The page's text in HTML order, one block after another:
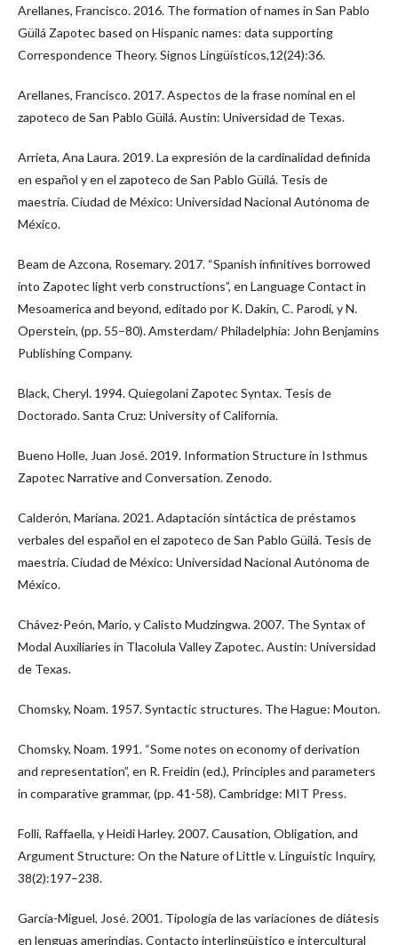
Arellanes, Francisco. 2016. The formation of names in San Pablo
Güilá Zapotec based on Hispanic names: data supporting
Correspondence Theory. Signos Lingüísticos,12(24):36.
Arellanes, Francisco. 2017. Aspectos de la frase nominal en el
zapoteco de San Pablo Güilá. Austin: Universidad de Texas.
Arrieta, Ana Laura. 2019. La expresión de la cardinalidad definida
en español y en el zapoteco de San Pablo Güilá. Tesis de
maestría. Ciudad de México: Universidad Nacional Autónoma de
México.
Beam de Azcona, Rosemary. 2017. “Spanish infinitives borrowed
into Zapotec light verb constructions”, en Language Contact in
Mesoamerica and beyond, editado por K. Dakin, C. Parodi, y N.
Operstein, (pp. 55–80). Amsterdam/ Philadelphia: John Benjamins
Publishing Company.
Black, Cheryl. 1994. Quiegolani Zapotec Syntax. Tesis de
Doctorado. Santa Cruz: University of California.
Bueno Holle, Juan José. 2019. Information Structure in Isthmus
Zapotec Narrative and Conversation. Zenodo.
Calderón, Mariana. 2021. Adaptación sintáctica de préstamos
verbales del español en el zapoteco de San Pablo Güilá. Tesis de
maestría. Ciudad de México: Universidad Nacional Autónoma de
México.
Chávez-Peón, Mario, y Calisto Mudzingwa. 2007. The Syntax of
Modal Auxiliaries in Tlacolula Valley Zapotec. Austin: Universidad
de Texas.
Chomsky, Noam. 1957. Syntactic structures. The Hague: Mouton.
Chomsky, Noam. 1991. “Some notes on economy of derivation
and representation”, en R. Freidin (ed.), Principles and parameters
in comparative grammar, (pp. 41-58). Cambridge: MIT Press.
Folli, Raffaella, y Heidi Harley. 2007. Causation, Obligation, and
Argument Structure: On the Nature of Little v. Linguistic Inquiry,
38(2):197–238.
García-Miguel, José. 2001. Tipología de las variaciones de diátesis
en lenguas amerindias. Contacto interlingüístico e intercultural